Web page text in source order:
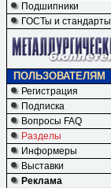
Подшипники
ГОСТы и стандарты
ПОЛЬЗОВАТЕЛЯМ
Регистрация
Подписка
Вопросы FAQ
Разделы
Информеры
Выставки
Реклама